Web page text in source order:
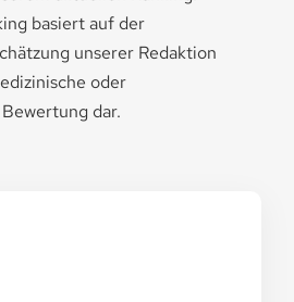
basiert auf der
unserer Redaktion
oder
dar.